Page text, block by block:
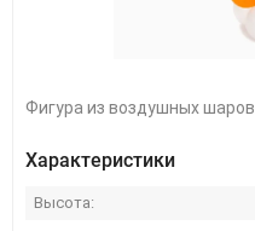
Фигура из воздушных шаров
Характеристики
Высота: